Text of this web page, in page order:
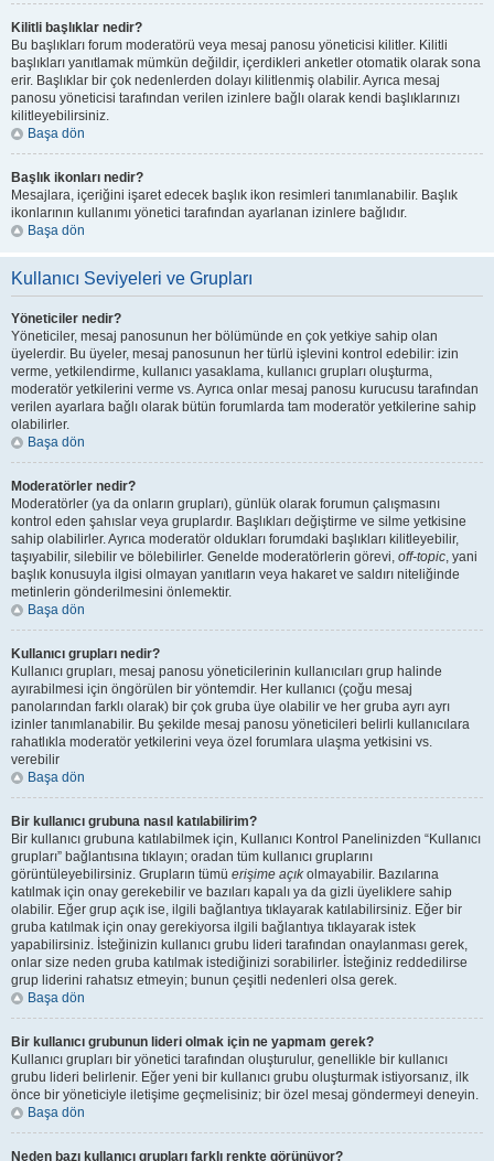
Kilitli başlıklar nedir?
Bu başlıkları forum moderatörü veya mesaj panosu yöneticisi kilitler. Kilitli
başlıkları yanıtlamak mümkün değildir, içerdikleri anketler otomatik olarak sona
erir. Başlıklar bir çok nedenlerden dolayı kilitlenmiş olabilir. Ayrıca mesaj
panosu yöneticisi tarafından verilen izinlere bağlı olarak kendi başlıklarınızı
kilitleyebilirsiniz.
Başa dön
Başlık ikonları nedir?
Mesajlara, içeriğini işaret edecek başlık ikon resimleri tanımlanabilir. Başlık
ikonlarının kullanımı yönetici tarafından ayarlanan izinlere bağlıdır.
Başa dön
Kullanıcı Seviyeleri ve Grupları
Yöneticiler nedir?
Yöneticiler, mesaj panosunun her bölümünde en çok yetkiye sahip olan
üyelerdir. Bu üyeler, mesaj panosunun her türlü işlevini kontrol edebilir: izin
verme, yetkilendirme, kullanıcı yasaklama, kullanıcı grupları oluşturma,
moderatör yetkilerini verme vs. Ayrıca onlar mesaj panosu kurucusu tarafından
verilen ayarlara bağlı olarak bütün forumlarda tam moderatör yetkilerine sahip
olabilirler.
Başa dön
Moderatörler nedir?
Moderatörler (ya da onların grupları), günlük olarak forumun çalışmasını
kontrol eden şahıslar veya gruplardır. Başlıkları değiştirme ve silme yetkisine
sahip olabilirler. Ayrıca moderatör oldukları forumdaki başlıkları kilitleyebilir,
taşıyabilir, silebilir ve bölebilirler. Genelde moderatörlerin görevi, off-topic, yani
başlık konusuyla ilgisi olmayan yanıtların veya hakaret ve saldırı niteliğinde
metinlerin gönderilmesini önlemektir.
Başa dön
Kullanıcı grupları nedir?
Kullanıcı grupları, mesaj panosu yöneticilerinin kullanıcıları grup halinde
ayırabilmesi için öngörülen bir yöntemdir. Her kullanıcı (çoğu mesaj
panolarından farklı olarak) bir çok gruba üye olabilir ve her gruba ayrı ayrı
izinler tanımlanabilir. Bu şekilde mesaj panosu yöneticileri belirli kullanıcılara
rahatlıkla moderatör yetkilerini veya özel forumlara ulaşma yetkisini vs.
verebilir
Başa dön
Bir kullanıcı grubuna nasıl katılabilirim?
Bir kullanıcı grubuna katılabilmek için, Kullanıcı Kontrol Panelinizden “Kullanıcı
grupları” bağlantısına tıklayın; oradan tüm kullanıcı gruplarını
görüntüleyebilirsiniz. Grupların tümü erişime açıkolmayabilir. Bazılarına
katılmak için onay gerekebilir ve bazıları kapalı ya da gizli üyeliklere sahip
olabilir. Eğer grup açık ise, ilgili bağlantıya tıklayarak katılabilirsiniz. Eğer bir
gruba katılmak için onay gerekiyorsa ilgili bağlantıya tıklayarak istek
yapabilirsiniz. İsteğinizin kullanıcı grubu lideri tarafından onaylanması gerek,
onlar size neden gruba katılmak istediğinizi sorabilirler. İsteğiniz reddedilirse
grup liderini rahatsız etmeyin; bunun çeşitli nedenleri olsa gerek.
Başa dön
Bir kullanıcı grubunun lideri olmak için ne yapmam gerek?
Kullanıcı grupları bir yönetici tarafından oluşturulur, genellikle bir kullanıcı
grubu lideri belirlenir. Eğer yeni bir kullanıcı grubu oluşturmak istiyorsanız, ilk
önce bir yöneticiyle iletişime geçmelisiniz; bir özel mesaj göndermeyi deneyin.
Başa dön
Neden bazı kullanıcı grupları farklı renkte görünüyor?